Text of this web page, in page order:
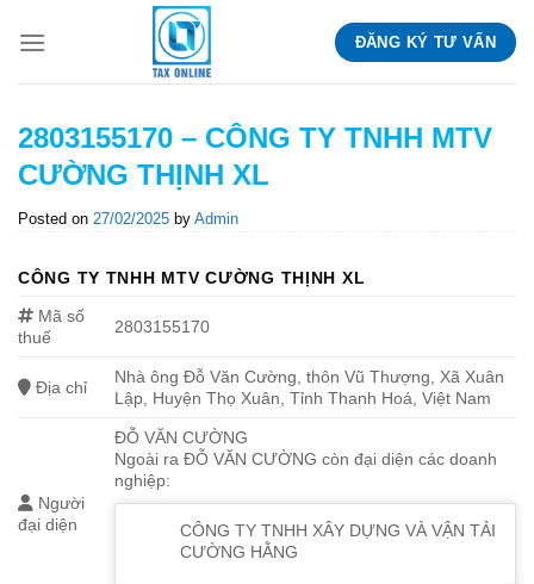
ĐĂNG KÝ TƯ VẤN
2803155170 – CÔNG TY TNHH MTV
CƯỜNG THỊNH XL
Posted on 27/02/2025 by Admin
CÔNG TY TNHH MTV CƯỜNG THỊNH XL
Mã số
thuế
2803155170
Địa chỉ
Nhà ông Đỗ Văn Cường, thôn Vũ Thượng, Xã Xuân
Lập, Huyện Thọ Xuân, Tỉnh Thanh Hoá, Việt Nam
Người
đại diện
ĐỖ VĂN CƯỜNG
Ngoài ra ĐỖ VĂN CƯỜNG còn đại diện các doanh
nghiệp:
CÔNG TY TNHH XÂY DỰNG VÀ VẬN TẢI
CƯỜNG HẰNG